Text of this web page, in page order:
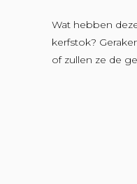
Wat hebben
kerfstok?
of zullen ze de